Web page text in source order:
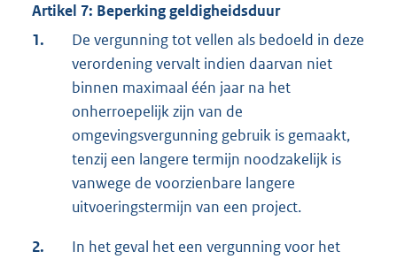
Artikel 7: Beperking geldigheidsduur
1.
De vergunning tot vellen als bedoeld in deze
verordening vervalt indien daarvan niet
binnen maximaal één jaar na het
onherroepelijk zijn van de
omgevingsvergunning gebruik is gemaakt,
tenzij een langere termijn noodzakelijk is
vanwege de voorzienbare langere
uitvoeringstermijn van een project.
2.
In het geval het een vergunning voor het